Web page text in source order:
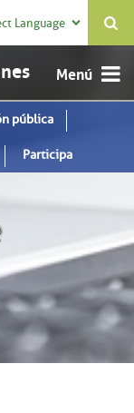
Language 
pública
Participa